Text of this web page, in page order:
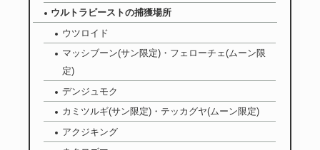
ウルトラビーストの捕獲場所
ウツロイド
マッシブーン(サン限定)・フェローチェ(ムーン限
定)
デンジュモク
カミツルギ(サン限定)・テッカグヤ(ムーン限定)
アクジキング